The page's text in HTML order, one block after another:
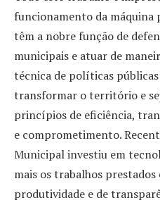
funcionamento da máquina
têm a nobre função de
municipais e atuar de
técnica de políticas públicas
transformar o território e
princípios de eficiência,
e comprometimento.
Municipal investiu em
mais os trabalhos
produtividade e de